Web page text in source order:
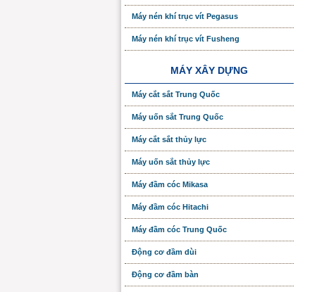
Máy nén khí trục vít Pegasus
Máy nén khí trục vít Fusheng
MÁY XÂY DỰNG
Máy cắt sắt Trung Quốc
Máy uốn sắt Trung Quốc
Máy cắt sắt thủy lực
Máy uốn sắt thủy lực
Máy đầm cóc Mikasa
Máy đầm cóc Hitachi
Máy đầm cóc Trung Quốc
Động cơ đầm dùi
Động cơ đầm bàn